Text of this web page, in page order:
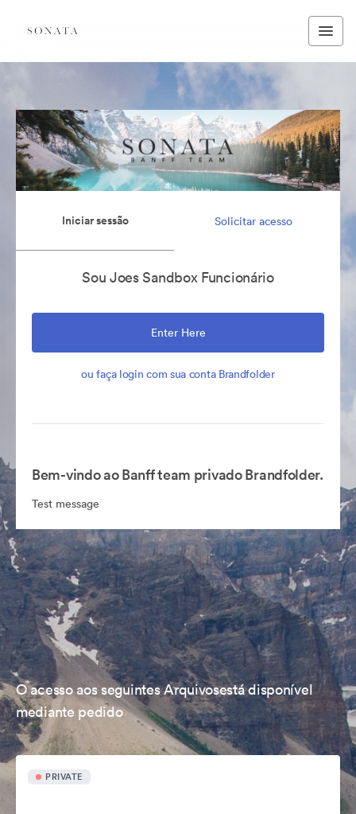
Iniciar sessão Solicitar acesso
Sou Joes Sandbox Funcionário
Enter Here
ou faça login com sua conta Brandfolder
Bem-vindo ao Banff team privado Brandfolder.
Test message
O acesso aos seguintes Arquivosestá disponível
mediante pedido
PRIVATE